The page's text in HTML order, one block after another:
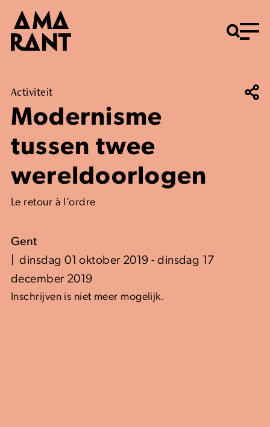
Menu
Activiteit
Modernisme
tussen twee
wereldoorlogen
Le retour à l’ordre
Gent
dinsdag 01 oktober 2019 - dinsdag 17
december 2019
Inschrijven is niet meer mogelijk.